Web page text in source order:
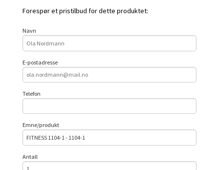
Forespør et pristilbud for dette produktet:
Navn
E-postadresse
Telefon
Emne/produkt
Antall